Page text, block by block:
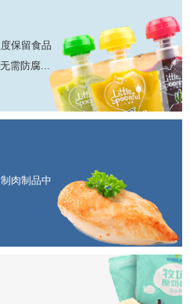
保留食品
需防腐...
肉制品中